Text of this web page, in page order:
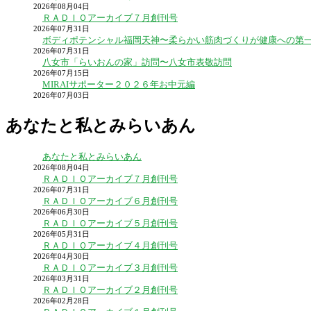
2026年08月04日
ＲＡＤＩＯアーカイブ７月創刊号
2026年07月31日
ボディポテンシャル福岡天神〜柔らかい筋肉づくりが健康への第
2026年07月31日
八女市「らいおんの家」訪問〜八女市表敬訪問
2026年07月15日
MIRAIサポーター２０２６年お中元編
2026年07月03日
あなたと私とみらいあん
あなたと私とみらいあん
2026年08月04日
ＲＡＤＩＯアーカイブ７月創刊号
2026年07月31日
ＲＡＤＩＯアーカイブ６月創刊号
2026年06月30日
ＲＡＤＩＯアーカイブ５月創刊号
2026年05月31日
ＲＡＤＩＯアーカイブ４月創刊号
2026年04月30日
ＲＡＤＩＯアーカイブ３月創刊号
2026年03月31日
ＲＡＤＩＯアーカイブ２月創刊号
2026年02月28日